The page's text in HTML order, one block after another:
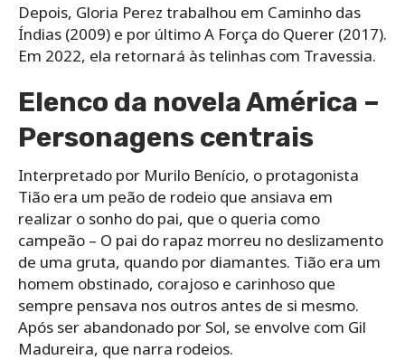
Depois, Gloria Perez trabalhou em Caminho das
Índias (2009) e por último A Força do Querer (2017).
Em 2022, ela retornará às telinhas com Travessia.
Elenco da novela América –
Personagens centrais
Interpretado por Murilo Benício, o protagonista
Tião era um peão de rodeio que ansiava em
realizar o sonho do pai, que o queria como
campeão – O pai do rapaz morreu no deslizamento
de uma gruta, quando por diamantes. Tião era um
homem obstinado, corajoso e carinhoso que
sempre pensava nos outros antes de si mesmo.
Após ser abandonado por Sol, se envolve com Gil
Madureira, que narra rodeios.